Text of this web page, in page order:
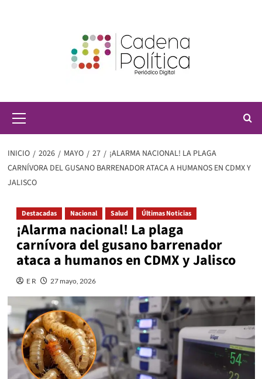
principal
INICIO 2026 MAYO 27
¡ALARMA NACIONAL! LA PLAGA
CARNÍVORA DEL GUSANO BARRENADOR ATACA A HUMANOS EN CDMX Y
JALISCO
Destacadas Nacional Salud Últimas Noticias
¡Alarma nacional! La plaga
carnívora del gusano barrenador
ataca a humanos en CDMX y Jalisco
E R 27 mayo, 2026